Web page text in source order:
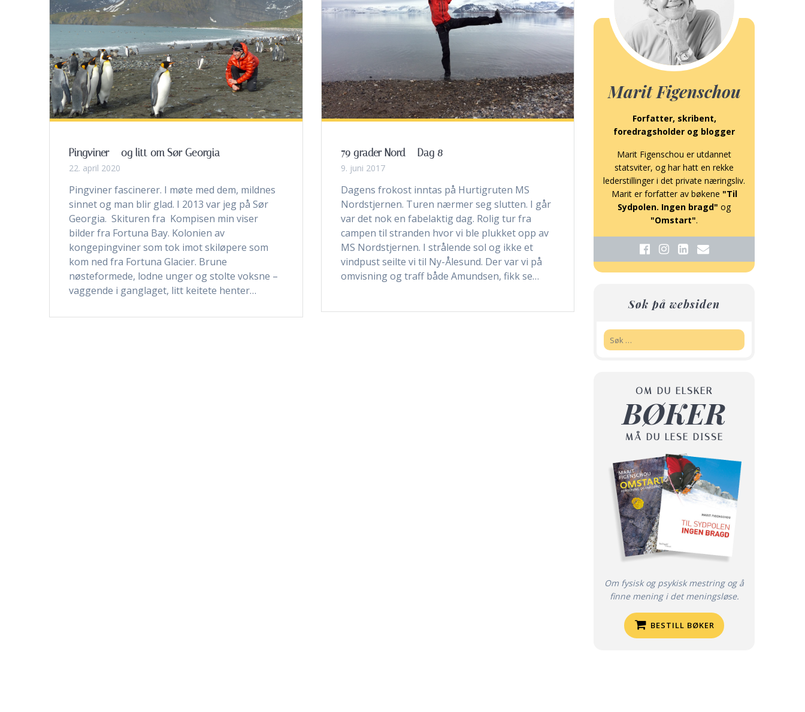
Pingviner – og litt om Sør Georgia
22. april 2020
Pingviner fascinerer. I møte med dem, mildnes
sinnet og man blir glad. I 2013 var jeg på Sør
Georgia. Skituren fra Kompisen min viser
bilder fra Fortuna Bay. Kolonien av
kongepingviner som tok imot skiløpere som
kom ned fra Fortuna Glacier. Brune
nøsteformede, lodne unger og stolte voksne –
vaggende i ganglaget, litt keitete henter…
79 grader Nord – Dag 8
9. juni 2017
Dagens frokost inntas på Hurtigruten MS
Nordstjernen. Turen nærmer seg slutten. I går
var det nok en fabelaktig dag. Rolig tur fra
campen til stranden hvor vi ble plukket opp av
MS Nordstjernen. I strålende sol og ikke et
vindpust seilte vi til Ny-Ålesund. Der var vi på
omvisning og traff både Amundsen, fikk se…
Marit Figenschou
Forfatter, skribent,
foredragsholder og blogger
Marit Figenschou er utdannet
statsviter, og har hatt en rekke
lederstillinger i det private næringsliv.
Marit er forfatter av bøkene "Til
Sydpolen. Ingen bragd" og
"Omstart".
Søk på websiden
OM DU ELSKER
BØKER
MÅ DU LESE DISSE
Om fysisk og psykisk mestring og å
finne mening i det meningsløse.
BESTILL BØKER